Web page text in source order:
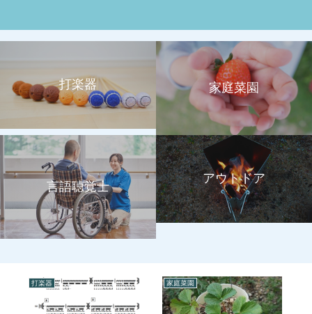
打楽器 家庭菜園
言語聴覚士
アウトドア
打楽器 家庭菜園